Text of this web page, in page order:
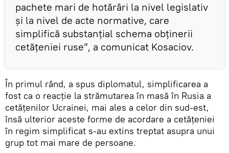
pachete mari de hotărâri la nivel legislativ
și la nivel de acte normative, care
simplifică substanțial schema obținerii
cetățeniei ruse”, a comunicat Kosaciov.
În primul rând, a spus diplomatul, simplificarea a
fost ca o reacție la strămutarea în masă în Rusia a
cetățenilor Ucrainei, mai ales a celor din sud-est,
însă ulterior aceste forme de acordare a cetățeniei
în regim simplificat s-au extins treptat asupra unui
grup tot mai mare de persoane.